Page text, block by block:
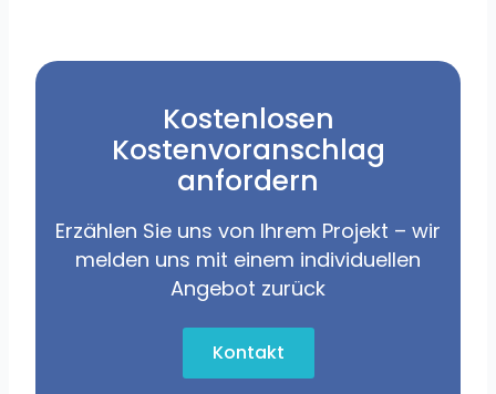
Kostenlosen
Kostenvoranschlag
anfordern
Erzählen Sie uns von Ihrem Projekt – wir
melden uns mit einem individuellen
Angebot zurück
Kontakt